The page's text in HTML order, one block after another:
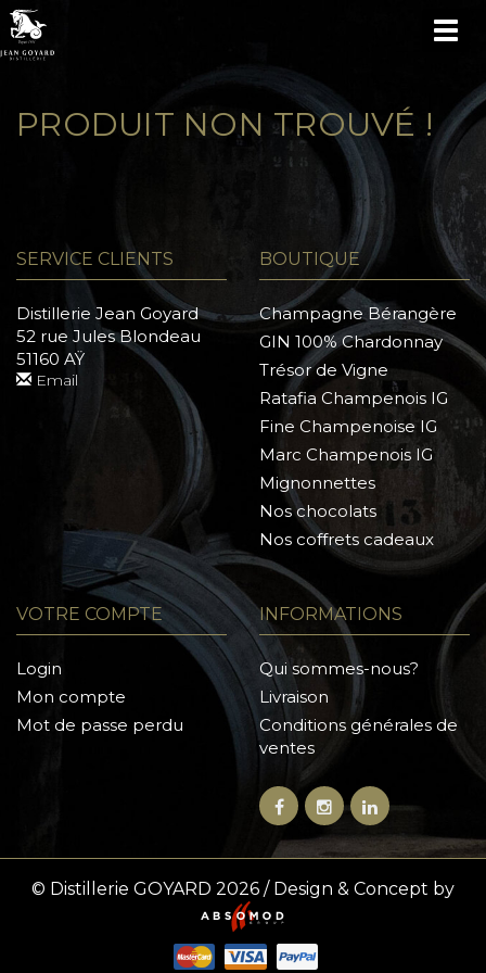
PRODUIT NON TROUVÉ !
SERVICE CLIENTS
Distillerie Jean Goyard
52 rue Jules Blondeau
51160 AŸ
Email
BOUTIQUE
Champagne Bérangère
GIN 100% Chardonnay
Trésor de Vigne
Ratafia Champenois IG
Fine Champenoise IG
Marc Champenois IG
Mignonnettes
Nos chocolats
Nos coffrets cadeaux
VOTRE COMPTE
Login
Mon compte
Mot de passe perdu
INFORMATIONS
Qui sommes-nous?
Livraison
Conditions générales de
ventes
© Distillerie GOYARD 2026 / Design & Concept by